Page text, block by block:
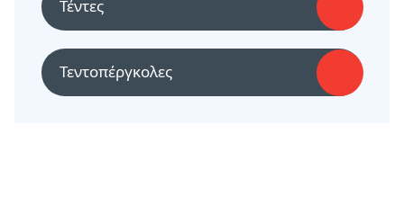
Τέντες
Τεντοπέργκολες